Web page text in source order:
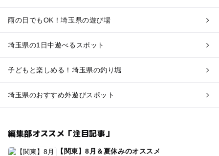
雨の日でもOK！埼玉県の遊び場
埼玉県の1日中遊べるスポット
子どもと楽しめる！埼玉県の釣り堀
埼玉県のおすすめ外遊びスポット
編集部オススメ「注目記事」
【関東】8月＆夏休みのオススメ